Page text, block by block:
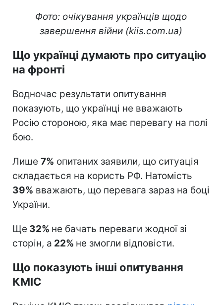
Фото: очікування українців щодо
завершення війни (kiis.com.ua)
Що українці думають про ситуацію
на фронті
Водночас результати опитування
показують, що українці не вважають
Росію стороною, яка має перевагу на полі
бою.
Лише 7% опитаних заявили, що ситуація
складається на користь РФ. Натомість
39% вважають, що перевага зараз на боці
України.
Ще 32% не бачать переваги жодної зі
сторін, а 22% не змогли відповісти.
Що показують інші опитування
КМІС